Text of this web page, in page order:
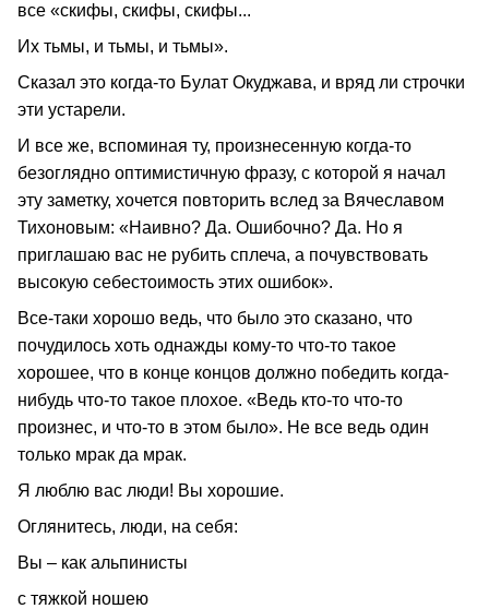
все «скифы, скифы, скифы...
Их тьмы, и тьмы, и тьмы».
Сказал это когда-то Булат Окуджава, и вряд ли строчки
эти устарели.
И все же, вспоминая ту, произнесенную когда-то
безоглядно оптимистичную фразу, с которой я начал
эту заметку, хочется повторить вслед за Вячеславом
Тихоновым: «Наивно? Да. Ошибочно? Да. Но я
приглашаю вас не рубить сплеча, а почувствовать
высокую себестоимость этих ошибок».
Все-таки хорошо ведь, что было это сказано, что
почудилось хоть однажды кому-то что-то такое
хорошее, что в конце концов должно победить когда-
нибудь что-то такое плохое. «Ведь кто-то что-то
произнес, и что-то в этом было». Не все ведь один
только мрак да мрак.
Я люблю вас люди! Вы хорошие.
Оглянитесь, люди, на себя:
Вы – как альпинисты
с тяжкой ношею